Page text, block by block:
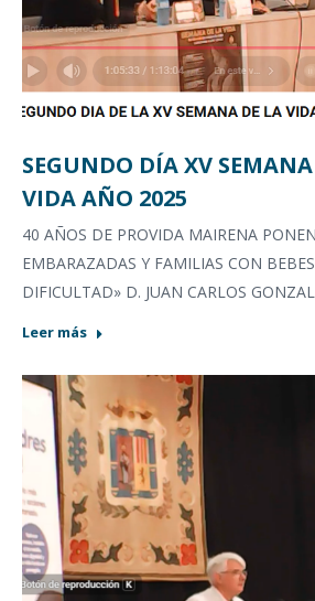
SEGUNDO DÍA XV
VIDA AÑO 2025
40 AÑOS DE PROVIDA MAIRENA
EMBARAZADAS Y FAMILIAS CON
DIFICULTAD» D. JUAN CARLOS
Leer más